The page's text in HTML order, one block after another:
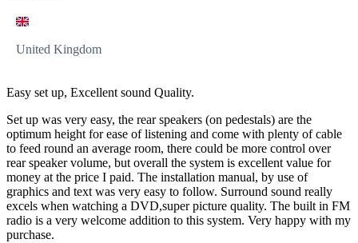
United Kingdom
Easy set up, Excellent sound Quality.
Set up was very easy, the rear speakers (on pedestals) are the
optimum height for ease of listening and come with plenty of cable
to feed round an average room, there could be more control over
rear speaker volume, but overall the system is excellent value for
money at the price I paid. The installation manual, by use of
graphics and text was very easy to follow. Surround sound really
excels when watching a DVD,super picture quality. The built in FM
radio is a very welcome addition to this system. Very happy with my
purchase.